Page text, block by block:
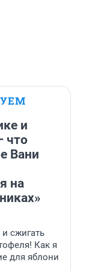
и
что
Вани
на
сжигать
Как я
для яблони